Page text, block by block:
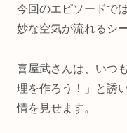
今回のエピソードでは
妙な空気が流れるシ
喜屋武さんは、いつ
理を作ろう！」と誘
情を見せます。